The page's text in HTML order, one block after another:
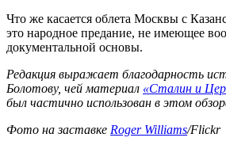
Что же касается облета Москвы с
это народное предание, не имеющее
документальной основы.
Редакция выражает благодарность
Болотову, чей материал «Сталин и
был частично использован в этом
Фото на заставке Roger Williams/Flickr